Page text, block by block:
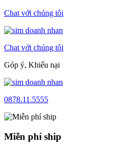
Chat với chúng tôi
Chat với chúng tôi
Góp ý, Khiếu nại
0878.11.5555
Miễn phí ship